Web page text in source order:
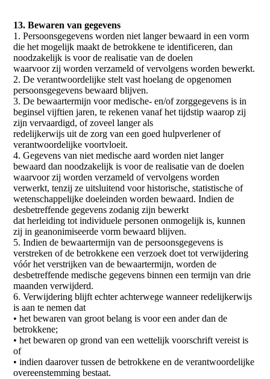
13. Bewaren van gegevens
1. Persoonsgegevens worden niet langer bewaard in een vorm
die het mogelijk maakt de betrokkene te identificeren, dan
noodzakelijk is voor de realisatie van de doelen
waarvoor zij worden verzameld of vervolgens worden bewerkt.
2. De verantwoordelijke stelt vast hoelang de opgenomen
persoonsgegevens bewaard blijven.
3. De bewaartermijn voor medische- en/of zorggegevens is in
beginsel vijftien jaren, te rekenen vanaf het tijdstip waarop zij
zijn vervaardigd, of zoveel langer als
redelijkerwijs uit de zorg van een goed hulpverlener of
verantwoordelijke voortvloeit.
4. Gegevens van niet medische aard worden niet langer
bewaard dan noodzakelijk is voor de realisatie van de doelen
waarvoor zij worden verzameld of vervolgens worden
verwerkt, tenzij ze uitsluitend voor historische, statistische of
wetenschappelijke doeleinden worden bewaard. Indien de
desbetreffende gegevens zodanig zijn bewerkt
dat herleiding tot individuele personen onmogelijk is, kunnen
zij in geanonimiseerde vorm bewaard blijven.
5. Indien de bewaartermijn van de persoonsgegevens is
verstreken of de betrokkene een verzoek doet tot verwijdering
vóór het verstrijken van de bewaartermijn, worden de
desbetreffende medische gegevens binnen een termijn van drie
maanden verwijderd.
6. Verwijdering blijft echter achterwege wanneer redelijkerwijs
is aan te nemen dat
• het bewaren van groot belang is voor een ander dan de
betrokkene;
• het bewaren op grond van een wettelijk voorschrift vereist is
of
• indien daarover tussen de betrokkene en de verantwoordelijke
overeenstemming bestaat.